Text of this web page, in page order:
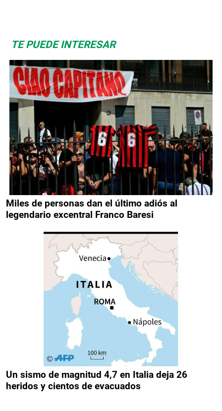
TE PUEDE INTERESAR
Miles de personas dan el último adiós al
legendario excentral Franco Baresi
Un sismo de magnitud 4,7 en Italia deja 26
heridos y cientos de evacuados